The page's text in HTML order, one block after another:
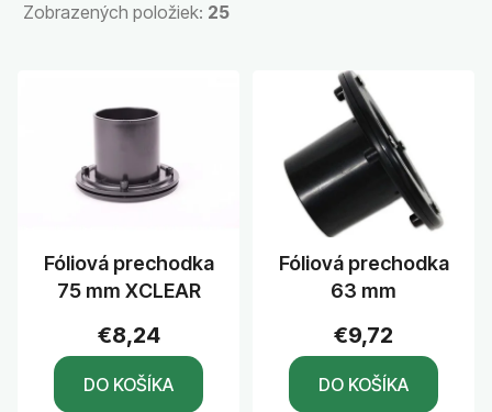
Zobrazených položiek: 25
Fóliová prechodka
75 mm XCLEAR
€8,24
DO KOŠÍKA
Fóliová prechodka
63 mm
€9,72
DO KOŠÍKA